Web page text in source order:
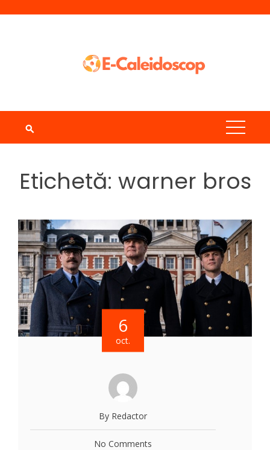
Etichetă: warner bros
6
oct.
By Redactor
No Comments